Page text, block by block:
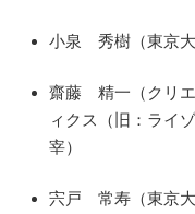
小泉 秀樹（東京
齋藤 精一（クリ
ィクス（旧：ライ
宰）
宍戸 常寿（東京